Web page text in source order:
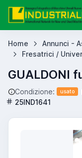
Home Annunci -
Fresatrici /
GUALDONI
Condizione: usato
25IND1641